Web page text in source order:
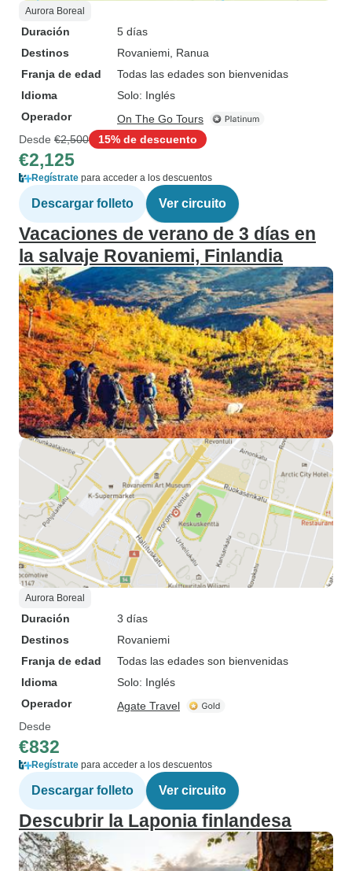
Aurora Boreal
Duración
5 días
Destinos
Rovaniemi , Ranua
Franja de edad
Todas las edades son bienvenidas
Idioma
Solo: Inglés
Operador
On The Go Tours
Desde €2,500 15% de descuento
€2,125
Regístrate para acceder a los descuentos
Descargar folleto Ver circuito
Vacaciones de verano de 3 días en
la salvaje Rovaniemi, Finlandia
Aurora Boreal
Duración
3 días
Destinos
Rovaniemi
Franja de edad
Todas las edades son bienvenidas
Idioma
Solo: Inglés
Operador
Agate Travel
Desde
€832
Regístrate para acceder a los descuentos
Descargar folleto Ver circuito
Descubrir la Laponia finlandesa